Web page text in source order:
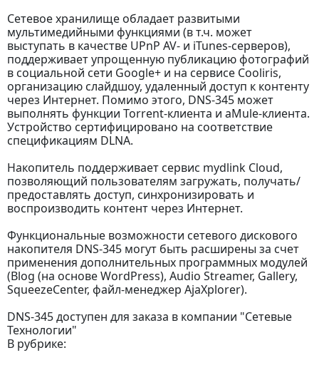
Сетевое хранилище обладает развитыми
мультимедийными функциями (в т.ч. может
выступать в качестве UPnP AV- и iTunes-серверов),
поддерживает упрощенную публикацию фотографий
в социальной сети Google+ и на сервисе Cooliris,
организацию слайдшоу, удаленный доступ к контенту
через Интернет. Помимо этого, DNS-345 может
выполнять функции Torrent-клиента и aMule-клиента.
Устройство сертифицировано на соответствие
спецификациям DLNA.
Накопитель поддерживает сервис mydlink Cloud,
позволяющий пользователям загружать, получать/
предоставлять доступ, синхронизировать и
воспроизводить контент через Интернет.
Функциональные возможности сетевого дискового
накопителя DNS-345 могут быть расширены за счет
применения дополнительных программных модулей
(Blog (на основе WordPress), Audio Streamer, Gallery,
SqueezeCenter, файл-менеджер AjaXplorer).
DNS-345 доступен для заказа в компании "Сетевые
Технологии"
В рубрике: